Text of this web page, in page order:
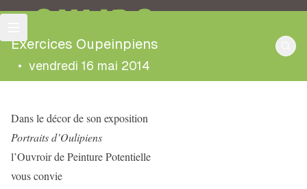
OULIPO
Exercices Oupeinpiens
• vendredi 16 mai 2014
Dans le décor de son exposition
Portraits d’Oulipiens
l’Ouvroir de Peinture Potentielle
vous convie